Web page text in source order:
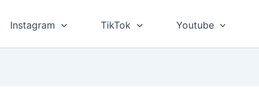
Instagram TikTok Youtube